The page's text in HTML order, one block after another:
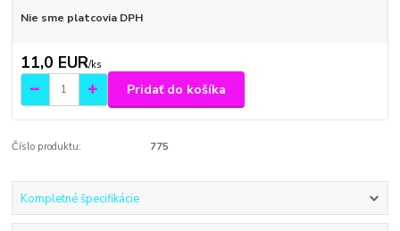
Nie sme platcovia DPH
11,0 EUR/ks
Pridať do košíka
Číslo produktu: 775
Kompletné špecifikácie